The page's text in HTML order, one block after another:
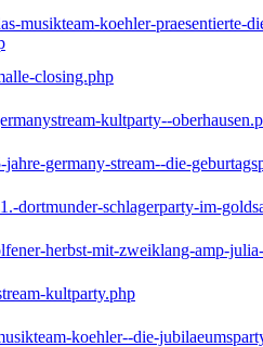
musikteam-koehler-praesentierte-
closing.php
kultparty--
germany-stream--die-
dortmunder-schlagerparty-im-
herbst-mit-zweiklang-amp-
kultparty.php
koehler--die-